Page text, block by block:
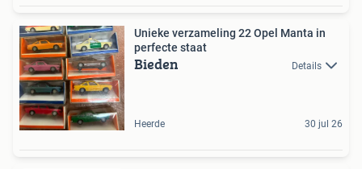
Unieke verzameling 22 Opel Manta in
perfecte staat
Bieden Details
Heerde 30 jul 26